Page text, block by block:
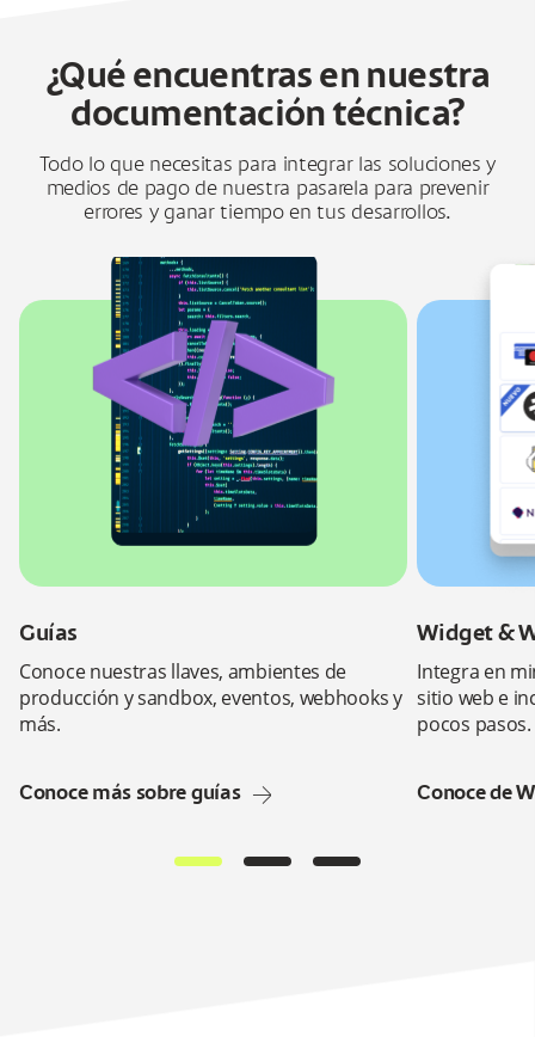
¿Qué encuentras en nuestra
documentación técnica?
Todo lo que necesitas para integrar las soluciones y
medios de pago de nuestra pasarela para prevenir
errores y ganar tiempo en tus desarrollos.
Guías
Conoce nuestras llaves, ambientes de
producción y sandbox, eventos, webhooks y
más.
Conoce más sobre guías arrow-right
Widget &
Integra en
sitio web e
pocos pasos.
Conoce de